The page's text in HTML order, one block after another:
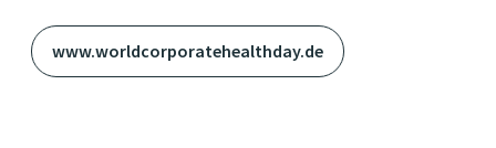
www.worldcorporatehealthday.de